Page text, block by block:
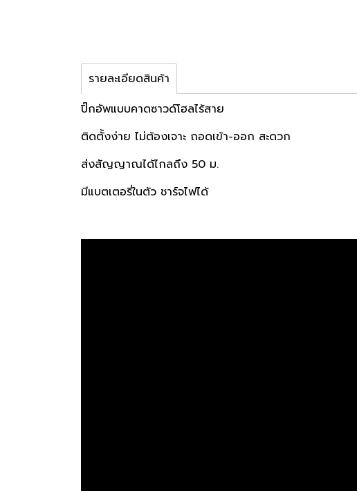
รายละเอียดสินค้า
ปิ๊กอัพแบบคาดซาวด์โฮลไร้สาย
ติดตั้งง่าย ไม่ต้องเจาะ ถอดเข้า-ออก สะดวก
ส่งสัญญาณได้ไกลถึง 50 ม.
มีแบตเตอรี่ในตัว ชาร์จไฟได้